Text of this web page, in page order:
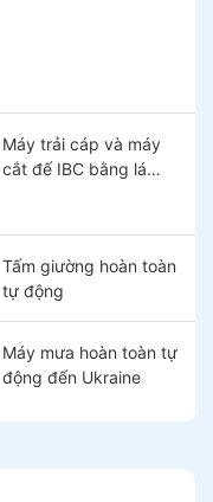
Machine.
Máy trải cáp và máy
cắt đế IBC bằng lá
Tấm giường hoàn toàn
tự động
Máy mưa hoàn toàn tự
động đến Ukraine